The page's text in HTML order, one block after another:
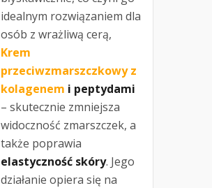
idealnym rozwiązaniem dla
osób z wrażliwą cerą,
Krem
przeciwzmarszczkowy z
kolagenem i peptydami
– skutecznie zmniejsza
widoczność zmarszczek, a
także poprawia
elastyczność skóry. Jego
działanie opiera się na